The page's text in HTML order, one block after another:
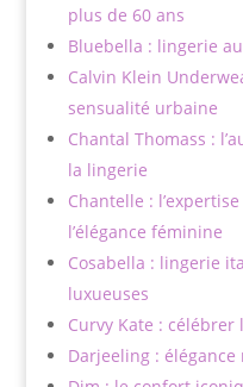
plus de 60 ans
Bluebella : lingerie
Calvin Klein
sensualité urbaine
Chantal Thomass :
la lingerie
Chantelle :
l’élégance féminine
Cosabella : lingerie
luxueuses
Curvy Kate : célébrer
Darjeeling :